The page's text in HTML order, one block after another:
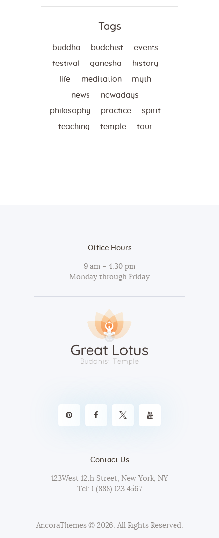
Tags
buddha buddhist events
festival ganesha history
life meditation myth
news nowadays
philosophy practice spirit
teaching temple tour
Office Hours
9 am – 4:30 pm
Monday through Friday
Contact Us
123West 12th Street, New York, NY
Tel: 1 (888) 123 4567
AncoraThemes© 2026. All Rights Reserved.